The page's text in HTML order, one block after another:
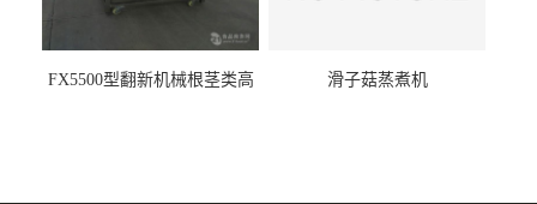
FX5500型翻新机械根茎类高
滑子菇蒸煮机